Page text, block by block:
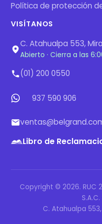
Política de protección
VISÍTANOS
C. Atahualpa 553,
Abierto · Cierra a las
(01) 200 0550
937 590 906
Libro de
Copyright © 2026. RUC
C. Atahualpa